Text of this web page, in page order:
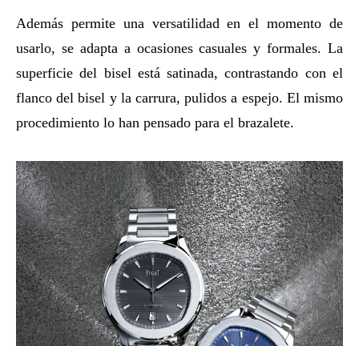
Además permite una versatilidad en el momento de
usarlo, se adapta a ocasiones casuales y formales. La
superficie del bisel está satinada, contrastando con el
flanco del bisel y la carrura, pulidos a espejo. El mismo
procedimiento lo han pensado para el brazalete.